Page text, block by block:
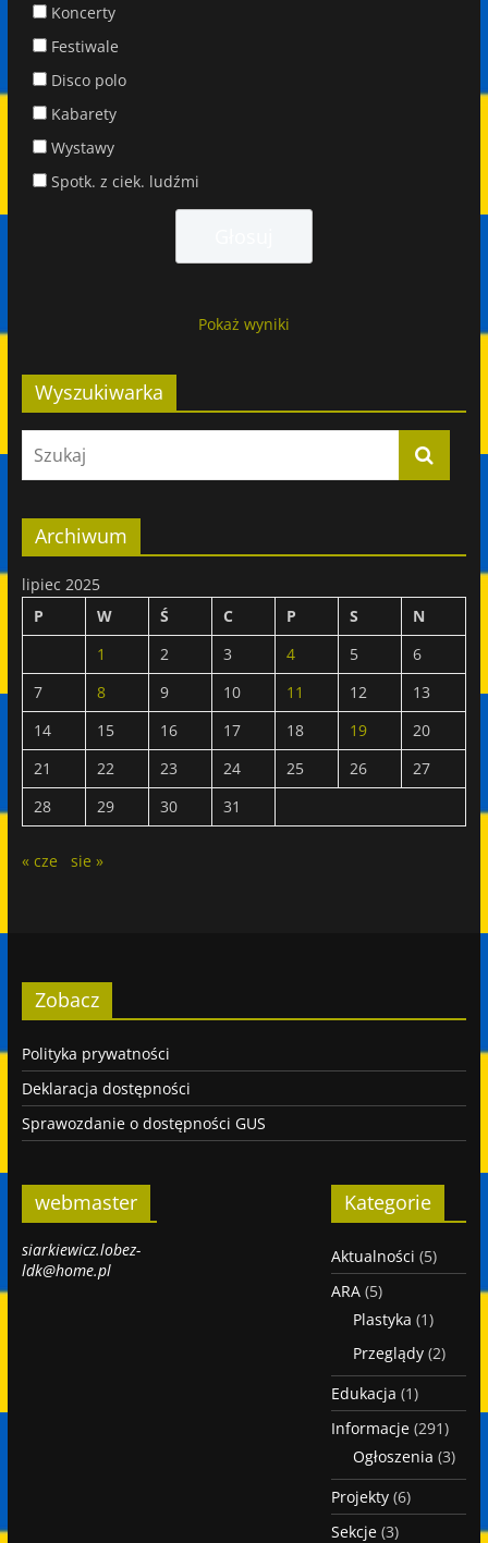
Koncerty
Festiwale
Disco polo
Kabarety
Wystawy
Spotk. z ciek. ludźmi
Pokaż wyniki
Wyszukiwarka
Archiwum
lipiec 2025
P
W Ś C P S
N
1
2 3 4 5
6
7
8 9 10 11 12
13
14
15 16 17 18 19
20
21
22 23 24 25 26
27
28
29 30 31
« cze sie »
Zobacz
Polityka prywatności
Deklaracja dostępności
Sprawozdanie o dostępności GUS
webmaster
siarkiewicz.lobez-
ldk@home.pl
Kategorie
Aktualności (5)
ARA (5)
Plastyka (1)
Przeglądy (2)
Edukacja (1)
Informacje (291)
Ogłoszenia (3)
Projekty (6)
Sekcje (3)